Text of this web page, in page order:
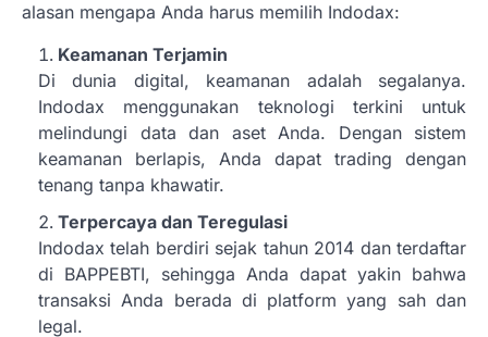
alasan mengapa Anda harus memilih Indodax:
Keamanan Terjamin
Di dunia digital, keamanan adalah segalanya.
Indodax menggunakan teknologi terkini untuk
melindungi data dan aset Anda. Dengan sistem
keamanan berlapis, Anda dapat trading dengan
tenang tanpa khawatir.
Terpercaya dan Teregulasi
Indodax telah berdiri sejak tahun 2014 dan terdaftar
di BAPPEBTI, sehingga Anda dapat yakin bahwa
transaksi Anda berada di platform yang sah dan
legal.